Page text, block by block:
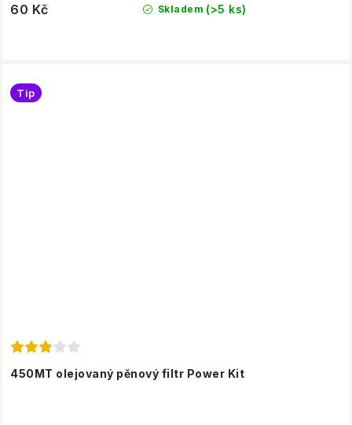
Skladem (>5 ks)
60 Kč
450MT olejovaný pěnový filtr Power Kit
Tip